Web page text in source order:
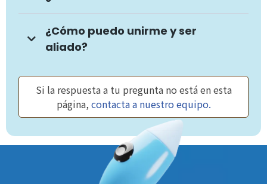
¿Cómo puedo unirme y ser
aliado?
Si la respuesta a tu pregunta no está en esta
página, contacta a nuestro equipo.